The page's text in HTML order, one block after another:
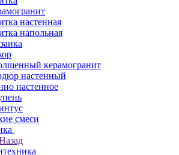
настенная
напольная
керамогранит
настенный
настенное
смеси